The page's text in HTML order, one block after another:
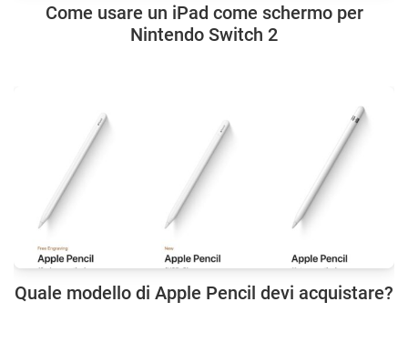
Come usare un iPad come schermo per
Nintendo Switch 2
Quale modello di Apple Pencil devi acquistare?